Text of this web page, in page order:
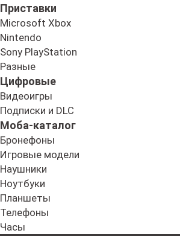
Приставки
Microsoft Xbox
Nintendo
Sony PlayStation
Разные
Цифровые
Видеоигры
Подписки и DLC
Моба-каталог
Бронефоны
Игровые модели
Наушники
Ноутбуки
Планшеты
Телефоны
Часы